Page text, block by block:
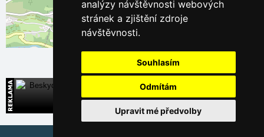
analýzy návštěvnosti webových
stránek a zjištění zdroje
návštěvnosti.
Souhlasím
Odmítám
Upravit mé předvolby
Beskydy
Široká nabídka přímých kontaktů na ubytování